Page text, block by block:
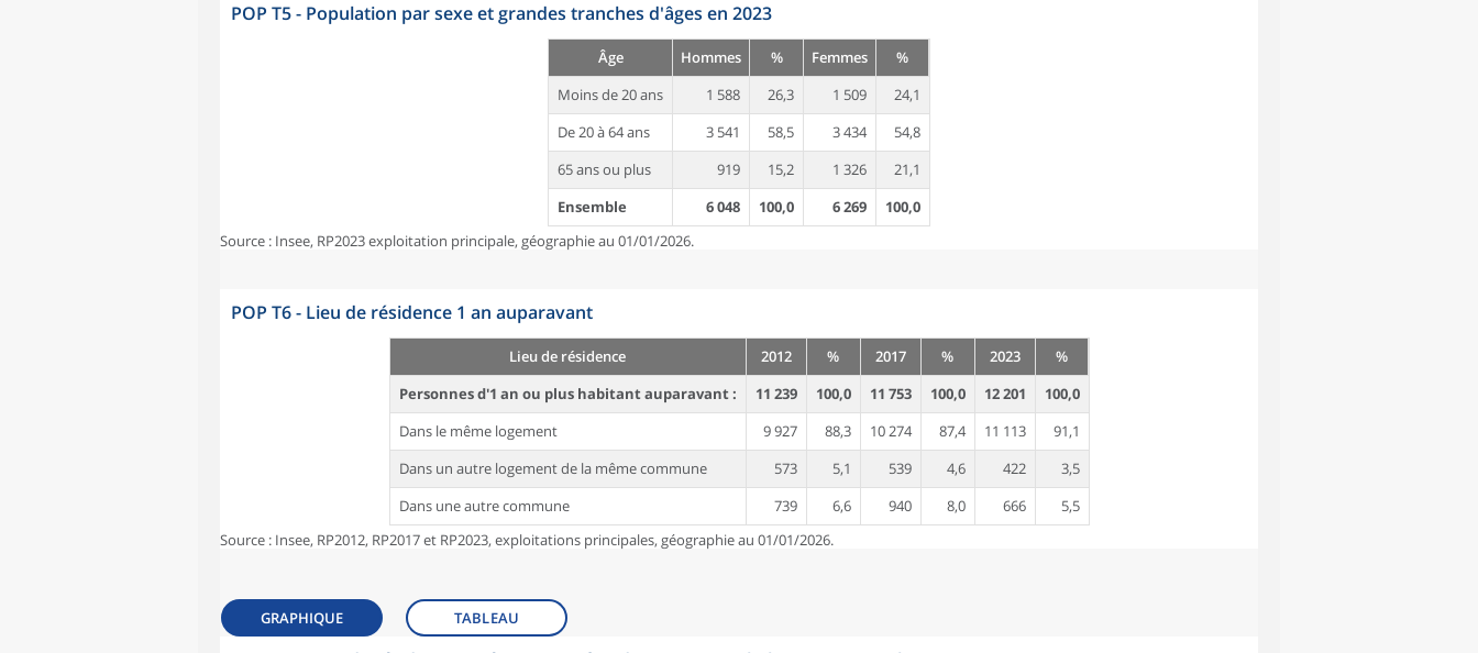
POP T5 - Population par sexe et grandes tranches d'âges en 2023
Âge Hommes % Femmes
%
Moins de 20 ans
1 588 26,3 1 509
24,1
De 20 à 64 ans
3 541 58,5 3 434
54,8
65 ans ou plus
919 15,2 1 326
21,1
Ensemble
6 048 100,0 6 269
100,0
Source : Insee, RP2023 exploitation principale, géographie au 01/01/2026.
POP T6 - Lieu de résidence 1 an auparavant
Lieu de résidence 2012 % 2017 % 2023
%
Personnes d'1 an ou plus habitant auparavant :
11 239 100,0 11 753 100,0 12 201
100,0
Dans le même logement
9 927 88,3 10 274 87,4 11 113
91,1
Dans un autre logement de la même commune
573 5,1 539 4,6 422
3,5
Dans une autre commune
739 6,6 940 8,0 666
5,5
Source : Insee, RP2012, RP2017 et RP2023, exploitations principales, géographie au 01/01/2026.
GRAPHIQUE TABLEAU